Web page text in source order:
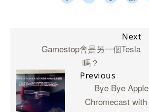
Next
Gamestop會是另一個Tesla
嗎？
Previous
Bye Bye
Chromecast